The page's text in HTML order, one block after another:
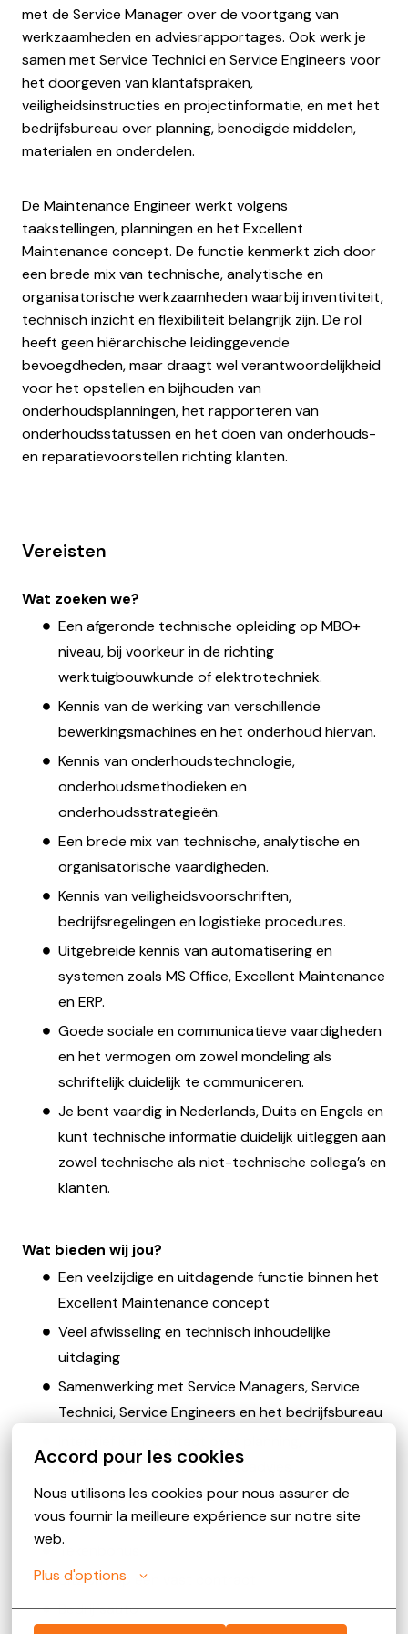
Accord pour les cookies
Nous utilisons les cookies pour nous assurer de
vous fournir la meilleure expérience sur notre site
web.
Plus d'options
met de Service Manager over de voortgang van
werkzaamheden en adviesrapportages. Ook werk je
samen met Service Technici en Service Engineers voor
het doorgeven van klantafspraken,
veiligheidsinstructies en projectinformatie, en met het
bedrijfsbureau over planning, benodigde middelen,
materialen en onderdelen.
De Maintenance Engineer werkt volgens
taakstellingen, planningen en het Excellent
Maintenance concept. De functie kenmerkt zich door
een brede mix van technische, analytische en
organisatorische werkzaamheden waarbij inventiviteit,
technisch inzicht en flexibiliteit belangrijk zijn. De rol
heeft geen hiërarchische leidinggevende
bevoegdheden, maar draagt wel verantwoordelijkheid
voor het opstellen en bijhouden van
onderhoudsplanningen, het rapporteren van
onderhoudsstatussen en het doen van onderhouds-
en reparatievoorstellen richting klanten.
Vereisten
Wat zoeken we?
Een afgeronde technische opleiding op MBO+
niveau, bij voorkeur in de richting
werktuigbouwkunde of elektrotechniek.
Kennis van de werking van verschillende
bewerkingsmachines en het onderhoud hiervan.
Kennis van onderhoudstechnologie,
onderhoudsmethodieken en
onderhoudsstrategieën.
Een brede mix van technische, analytische en
organisatorische vaardigheden.
Kennis van veiligheidsvoorschriften,
bedrijfsregelingen en logistieke procedures.
Uitgebreide kennis van automatisering en
systemen zoals MS Office, Excellent Maintenance
en ERP.
Goede sociale en communicatieve vaardigheden
en het vermogen om zowel mondeling als
schriftelijk duidelijk te communiceren.
Je bent vaardig in Nederlands, Duits en Engels en
kunt technische informatie duidelijk uitleggen aan
zowel technische als niet-technische collega’s en
klanten.
Wat bieden wij jou?
Een veelzijdige en uitdagende functie binnen het
Excellent Maintenance concept
Veel afwisseling en technisch inhoudelijke
uitdaging
Samenwerking met Service Managers, Service
Technici, Service Engineers en het bedrijfsbureau
rapportages en onderhoudsadvies
Salaris tussen €4.300 en €5.700 bruto per
maand, afhankelijk van ervaring
Uitzicht op een vast contract
Bedrijfsauto